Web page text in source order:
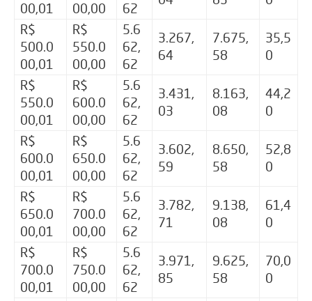
00,01
00,00
62
R$
500.0
00,01
R$
550.0
00,00
5.6
62,
62
3.267,
64
7.675,
58
35,5
0
R$
550.0
00,01
R$
600.0
00,00
5.6
62,
62
3.431,
03
8.163,
08
44,2
0
R$
600.0
00,01
R$
650.0
00,00
5.6
62,
62
3.602,
59
8.650,
58
52,8
0
R$
650.0
00,01
R$
700.0
00,00
5.6
62,
62
3.782,
71
9.138,
08
61,4
0
R$
700.0
00,01
R$
750.0
00,00
5.6
62,
62
3.971,
85
9.625,
58
70,0
0